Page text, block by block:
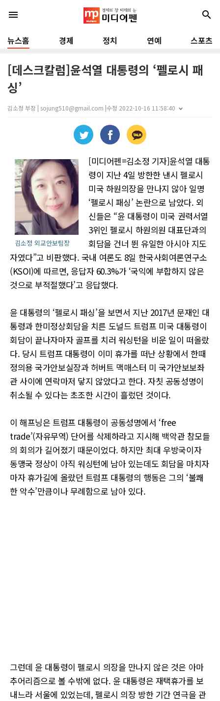
menu search
뉴스홈 경제 정치 연예 스포츠
[데스크칼럼]윤석열 대통령의 ‘펠로시 패
싱’
김소정 부장 | sojung510@gmail.com |수정 2022-10-16 11:58:40
김소정 외교안보팀장
[미디어펜=김소정 기자]윤석열 대통
령이 지난 4일 방한한 낸시 펠로시
미국 하원의장을 만나지 않아 일명
‘펠로시 패싱’ 논란으로 남았다. 외
신들은 “윤 대통령이 미국 권력서열
3위인 펠로시 하원의원 대표단과의
회담을 건너 뛴 유일한 아시아 지도
자였다”고 비판했다. 국내 여론도 8일 한국사회여론연구소
(KSOI)에 따르면, 응답자 60.3%가 ‘국익에 부합하지 않은
것으로 부적절했다’고 응답했다.
윤 대통령의 ‘펠로시 패싱’을 보면서 지난 2017년 문재인 대
통령과 한미정상회담을 치른 도널드 트럼프 미국 대통령이
회담이 끝나자마자 골프를 치러 워싱턴을 비운 일이 떠올랐
다. 당시 트럼프 대통령이 이미 휴가를 떠난 상황에서 한때
정의용 국가안보실장과 허버트 맥매스터 미 국가안보보좌
관 사이에 연락마저 닿지 않았다고 한다. 자칫 공동성명이
취소될 수 있다는 초조한 시간이 흘렀던 것이다.
이 해프닝은 트럼프 대통령이 공동성명에서 ‘free
trade’(자유무역) 단어를 삭제하라고 지시해 백악관 참모들
의 회의가 길어졌기 때문이었다. 하지만 최대 우방국이자
동맹국 정상이 아직 워싱턴에 남아 있는데도 회담을 마치자
마자 휴가길에 올랐던 트럼프 대통령의 행동은 그의 ‘불쾌
한 악수’만큼이나 무례함으로 남아 있다.
그런데 윤 대통령이 펠로시 의장을 만나지 않은 것은 아마
추어리즘으로 볼 수밖에 없다. 윤 대통령은 재택휴가를 보
내느라 서울에 있었는데, 펠로시 의장 방한 기간 연극을 관